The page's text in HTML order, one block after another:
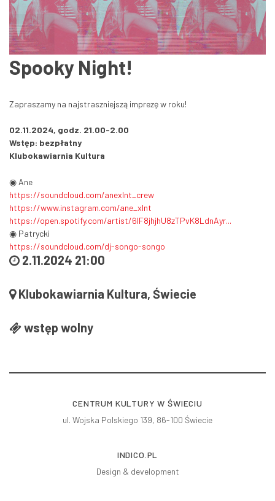
Spooky Night!
Zapraszamy na najstraszniejszą imprezę w roku!
02.11.2024, godz. 21.00-2.00
Wstęp: bezpłatny
Klubokawiarnia Kultura
◉ Ane
https://soundcloud.com/anexlnt_crew
https://www.instagram.com/ane_xlnt
https://open.spotify.com/artist/6lF8jhjhU8zTPvK8LdnAyr...
◉ Patrycki
https://soundcloud.com/dj-songo-songo
2.11.2024 21:00
Klubokawiarnia Kultura, Świecie
wstęp wolny
CENTRUM KULTURY W ŚWIECIU
ul. Wojska Polskiego 139, 86-100 Świecie
INDICO.PL
Design & development